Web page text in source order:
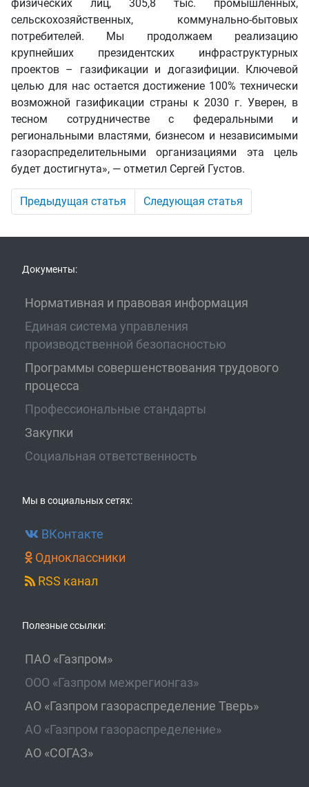
физических лиц, 305,8 тыс. промышленных,
сельскохозяйственных, коммунально-бытовых
потребителей. Мы продолжаем реализацию
крупнейших президентских инфраструктурных
проектов – газификации и догазифиции. Ключевой
целью для нас остается достижение 100% технически
возможной газификации страны к 2030 г. Уверен, в
тесном сотрудничестве с федеральными и
региональными властями, бизнесом и независимыми
газораспределительными организациями эта цель
будет достигнута», — отметил Сергей Густов.
Предыдущая статья Следующая статья
Документы:
Нормативная и правовая информация
Единая система управления
производственной безопасностью
Программы совершенствования трудового
процесса
Профессиональные стандарты
Закупки
Социальная ответственность
Мы в социальных сетях:
ВКонтакте
Одноклассники
RSS канал
Полезные ссылки:
ПАО «Газпром»
ООО «Газпром межрегионгаз»
АО «Газпром газораспределение Тверь»
АО «Газпром газораспределение»
АО «СОГАЗ»